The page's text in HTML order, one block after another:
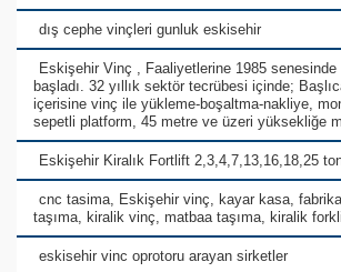
dış cephe vinçleri gunluk eskisehir
Eskişehir Vinç , Faaliyetlerine 1985
başladı. 32 yıllık sektör tecrübesi içinde;
içerisine vinç ile yükleme-boşaltma-nakliye,
sepetli platform, 45 metre ve üzeri yüksekliğe
Eskişehir Kiralık Fortlift 2,3,4,7,13,16,18,25
cnc tasima, Eskişehir vinç, kayar kasa,
taşıma, kiralik vinç, matbaa taşıma, kiralik
eskisehir vinc oprotoru arayan sirketler